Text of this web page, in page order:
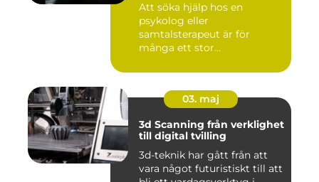
Att söka hjälp hos en
psykolog eller
samtalsterapeut är för
många ett stor...
03. maj
3d Scanning från verklighet
till digital tvilling
3d-teknik har gått från att
vara något futuristiskt till att